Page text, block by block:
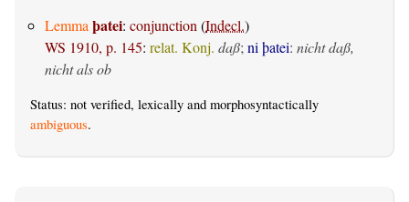
Lemmaþatei: conjunction(Indecl.)
WS 1910, p. 145: relat. Konj. daß;ni þatei: nicht daß,
nicht als ob
Status: not verified, lexically and morphosyntactically
ambiguous.